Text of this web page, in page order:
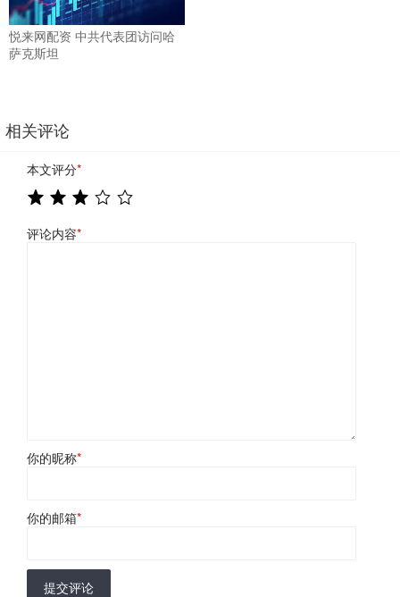
悦来网配资 中共代表团访问哈
萨克斯坦
相关评论
本文评分*
评论内容*
你的昵称*
你的邮箱*
提交评论